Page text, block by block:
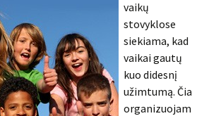
vaikų
stovyklose
siekiama, kad
vaikai gautų
kuo didesnį
užimtumą. Čia
organizuojam